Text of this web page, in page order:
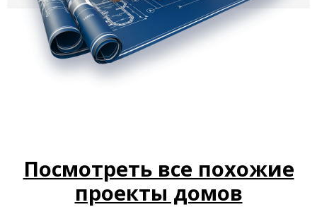
Посмотреть все похожие
проекты домов